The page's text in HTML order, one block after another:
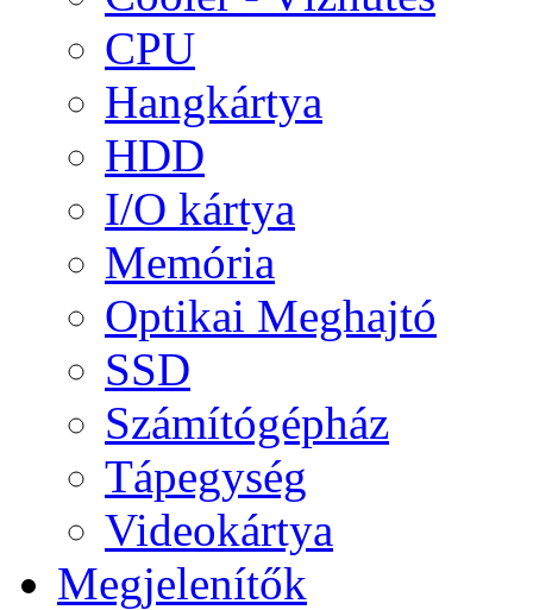
CPU
Hangkártya
HDD
I/O kártya
Memória
Optikai Meghajtó
SSD
Számítógépház
Tápegység
Videokártya
Megjelenítők